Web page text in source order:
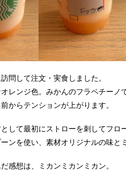
問して注文・実食しました。
レンジ色。みかんのフラペチーノ
からテンションが上がります。
して最初にストローを刺してフロ
ンを使い、素材オリジナルの味と
感想は、ミカンミカンミカン。